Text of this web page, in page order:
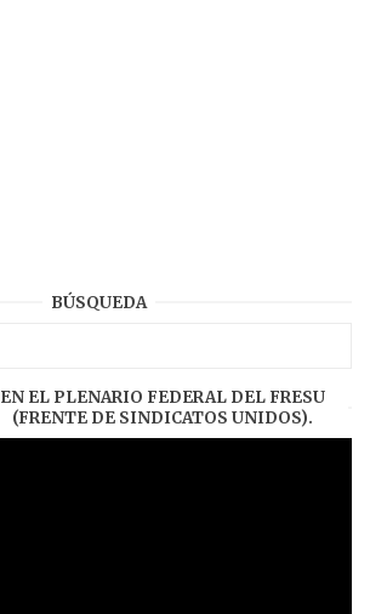
BÚSQUEDA
EN EL PLENARIO FEDERAL DEL FRESU
(FRENTE DE SINDICATOS UNIDOS).